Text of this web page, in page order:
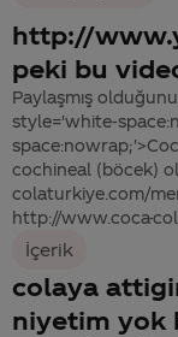
http://
peki bu
Paylaşmış
style='white-
cochineal (böcek)
colaturkiye.com/
http://www.coca-
İçerik
colaya
niyetim yok